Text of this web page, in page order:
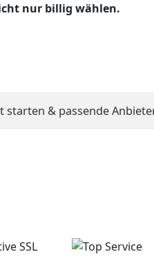
nur billig wählen.
starten & passende